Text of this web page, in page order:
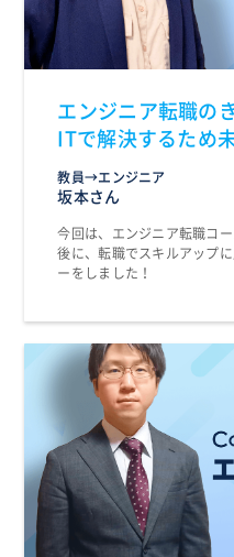
エンジニア転職の
ITで解決するため
教員→エンジニア
坂本さん
今回は、エンジニア転職コ
後に、転職でスキルアップ
ーをしました！